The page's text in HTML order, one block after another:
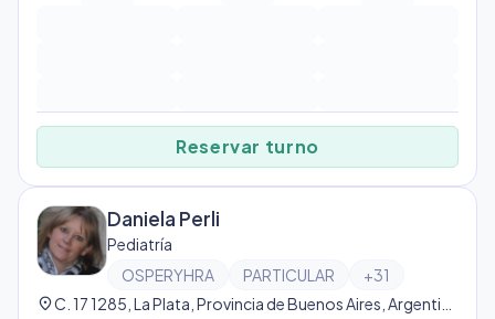
Reservar turno
Daniela Perli
Pediatría
OSPERYHRA
PARTICULAR +31
location_on